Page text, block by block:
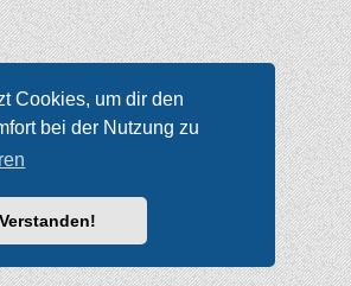
Cookies, um dir den
bei der Nutzung zu
Verstanden!